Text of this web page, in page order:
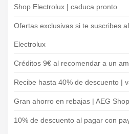
Shop Electrolux | caduca pronto
Ofertas exclusivas si te suscribes
Electrolux
Créditos 9€ al recomendar a un
Recibe hasta 40% de descuento |
Gran ahorro en rebajas | AEG
10% de descuento al pagar con